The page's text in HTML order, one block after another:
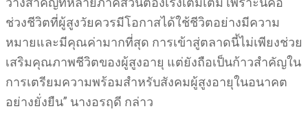
ช่วงชีวิตที่ผู้สูงวัยควรมีโอกาสได้ใช้ชีวิตอย่างมีความ
หมายและมีคุณค่ามากที่สุด การเข้าสู่ตลาดนี้ไม่เพียงช่วย
เสริมคุณภาพชีวิตของผู้สูงอายุ แต่ยังถือเป็นก้าวสำคัญใน
การเตรียมความพร้อมสำหรับสังคมผู้สูงอายุในอนาคต
อย่างยั่งยืน” นางอรฤดี กล่าว